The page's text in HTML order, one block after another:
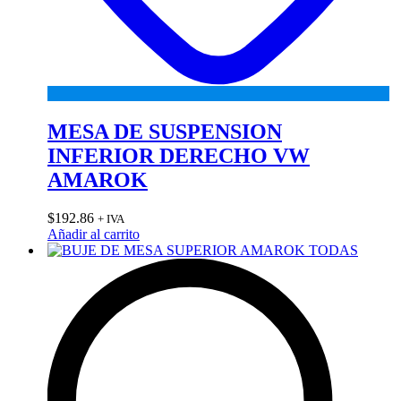
MESA DE SUSPENSION
INFERIOR DERECHO VW
AMAROK
$192.86 + IVA
Añadir al carrito